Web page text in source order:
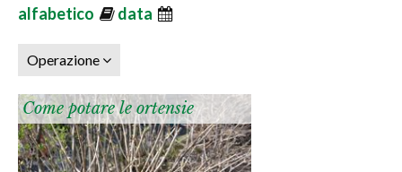
alfabetico
data
Operazione
Come potare le ortensie